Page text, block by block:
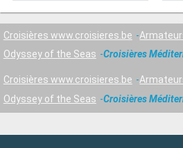
Croisières www.croisieres.be
Odyssey of the Seas
Croisières
Croisières www.croisieres.be
Odyssey of the Seas
Croisières